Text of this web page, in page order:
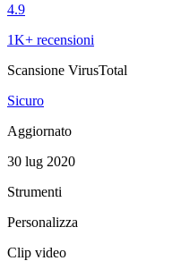
4.9
1K+ recensioni
Scansione VirusTotal
Sicuro
Aggiornato
30 lug 2020
Strumenti
Personalizza
Clip video